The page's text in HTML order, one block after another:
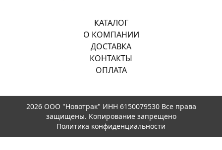
КАТАЛОГ
О КОМПАНИИ
ДОСТАВКА
КОНТАКТЫ
ОПЛАТА
2026 ООО "Новотрак" ИНН 6150079530 Все права
защищены. Копирование запрещено
Политика конфиденциальности